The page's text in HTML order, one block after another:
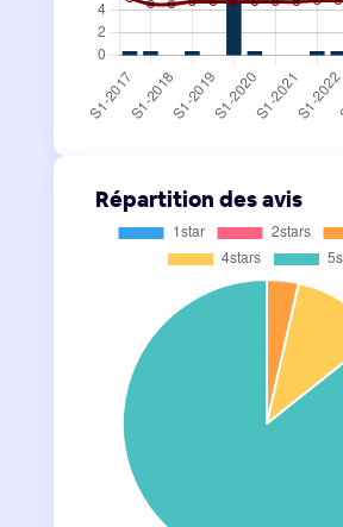
Répartition des avis